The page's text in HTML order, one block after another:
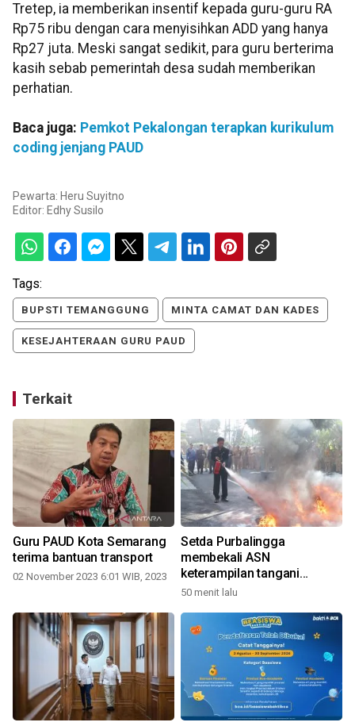
Tretep, ia memberikan insentif kepada guru-guru RA
Rp75 ribu dengan cara menyisihkan ADD yang hanya
Rp27 juta. Meski sangat sedikit, para guru berterima
kasih sebab pemerintah desa sudah memberikan
perhatian.
Baca juga: Pemkot Pekalongan terapkan kurikulum
coding jenjang PAUD
Pewarta: Heru Suyitno
Editor: Edhy Susilo
Tags:
BUPSTI TEMANGGUNG MINTA CAMAT DAN KADES
KESEJAHTERAAN GURU PAUD
Terkait
Guru PAUD Kota Semarang
terima bantuan transport
02 November 2023 6:01 WIB, 2023
Setda Purbalingga
membekali ASN
keterampilan tangani
kebakaran ringan
50 menit lalu